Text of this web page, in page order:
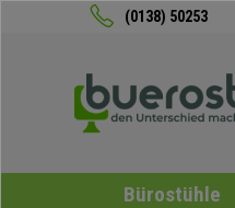
(0138) 50253
Bürostühle